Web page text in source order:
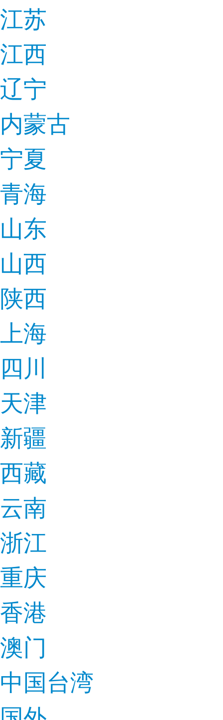
江苏
江西
辽宁
内蒙古
宁夏
青海
山东
山西
陕西
上海
四川
天津
新疆
西藏
云南
浙江
重庆
香港
澳门
中国台湾